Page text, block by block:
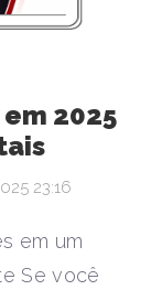
2025
23:16
em um
Se você